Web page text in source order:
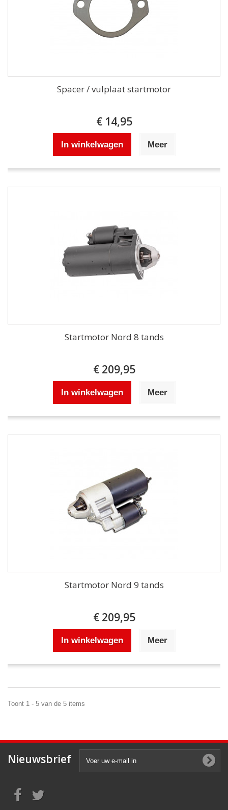
Spacer / vulplaat startmotor
€ 14,95
In winkelwagen Meer
Startmotor Nord 8 tands
€ 209,95
In winkelwagen Meer
Startmotor Nord 9 tands
€ 209,95
In winkelwagen Meer
Toont 1 - 5 van de 5 items
Nieuwsbrief